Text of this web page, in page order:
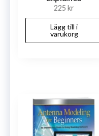
225kr
Lägg till i
varukorg